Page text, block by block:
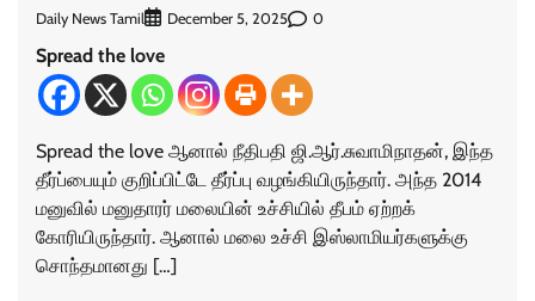
Daily News Tamil December 5, 2025 0
Spread the love
Spread the love ஆனால் நீதிபதி ஜி.ஆர்.சுவாமிநாதன், இந்த
தீர்ப்பையும் குறிப்பிட்டே தீர்ப்பு வழங்கியிருந்தார். அந்த 2014
மனுவில் மனுதாரர் மலையின் உச்சியில் தீபம் ஏற்றக்
கோரியிருந்தார். ஆனால் மலை உச்சி இஸ்லாமியர்களுக்கு
சொந்தமானது […]